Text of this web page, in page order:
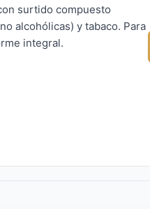
surtido compuesto
alcohólicas) y tabaco. Para
integral.